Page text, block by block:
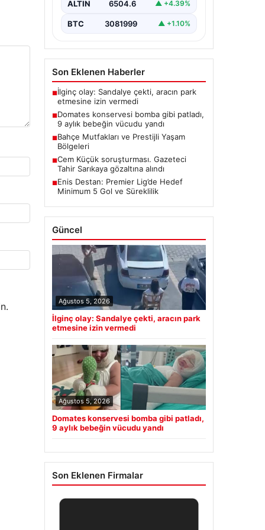
ALTIN 6504.6 ▲ +4.39%
BTC 3081999 ▲ +1.10%
Son Eklenen Haberler
■İlginç olay: Sandalye çekti, aracın park
etmesine izin vermedi
■Domates konservesi bomba gibi patladı,
9 aylık bebeğin vücudu yandı
■Bahçe Mutfakları ve Prestijli Yaşam
Bölgeleri
■Cem Küçük soruşturması. Gazeteci
Tahir Sarıkaya gözaltına alındı
■Enis Destan: Premier Lig’de Hedef
Minimum 5 Gol ve Süreklilik
Güncel
Ağustos 5, 2026
İlginç olay: Sandalye çekti, aracın park
etmesine izin vermedi
Ağustos 5, 2026
Domates konservesi bomba gibi patladı,
9 aylık bebeğin vücudu yandı
Son Eklenen Firmalar